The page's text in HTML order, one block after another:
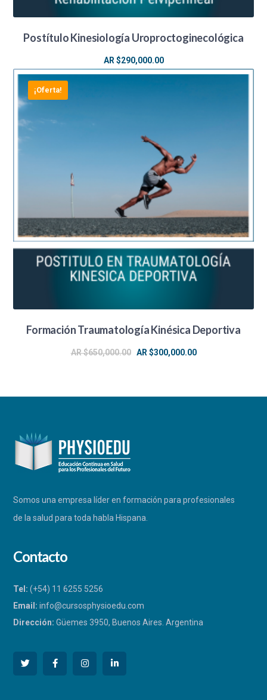
Postítulo Kinesiología Uroproctoginecológica
AR $290,000.00
¡Oferta!
Formación Traumatología Kinésica Deportiva
AR $650,000.00
El
AR $300,000.00El
Somos una empresa líder en formación para profesionales
de la salud para toda habla Hispana.
Contacto
Tel: (+54) 11 6255 5256
Email: info@cursosphysioedu.com
Dirección: Güemes 3950, Buenos Aires. Argentina